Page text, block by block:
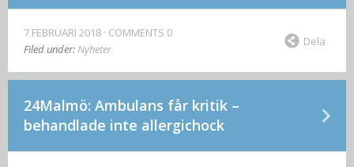
7 FEBRUARI 2018 COMMENTS 0
Filed under:Nyheter
Dela
24Malmö: Ambulans får kritik –
behandlade inte allergichock